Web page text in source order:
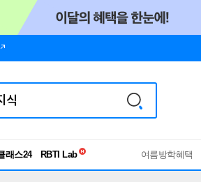
래스24
RBTI Lab
여름방학혜택